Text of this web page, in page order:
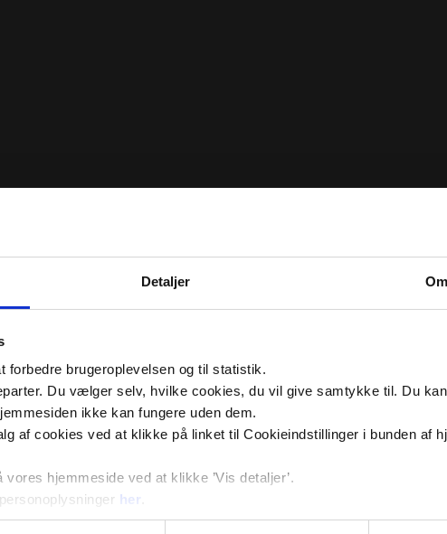
Detaljer Om
forbedre brugeroplevelsen og til statistik.
Du vælger selv, hvilke cookies, du vil give samtykke til. Du
ikke kan fungere uden dem.
af cookies ved at klikke på linket til Cookieindstillinger i bunden af
hjemmeside ved at klikke ’Vis detaljer’.
her